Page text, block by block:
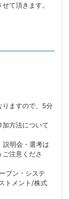
て頂きます。
りますので、5分
加方法について
説明会・選考は
注意くださ
プン・システ
トメント/株式